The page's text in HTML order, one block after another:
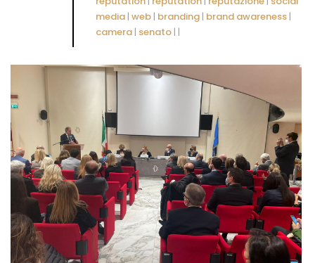
media | web | branding | brand awareness |
camera | senato | |